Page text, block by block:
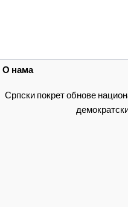
О нама
Српски покрет обнове